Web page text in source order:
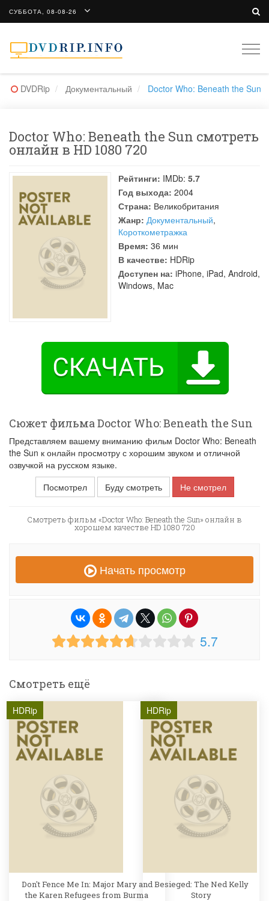
СУББОТА, 08-08-26
DVDRip Документальный Doctor Who: Beneath the Sun
Doctor Who: Beneath the Sun смотреть
онлайн в HD 1080 720
Рейтинги: IMDb: 5.7
Год выхода: 2004
Страна: Великобритания
Жанр: Документальный,
Короткометражка
Время: 36 мин
В качестве: HDRip
Доступен на: iPhone, iPad, Android,
Windows, Mac
Сюжет фильма Doctor Who: Beneath the Sun
Представляем вашему вниманию фильм Doctor Who: Beneath
the Sun к онлайн просмотру с хорошим звуком и отличной
озвучкой на русском языке.
Посмотрел
Буду смотреть Не смотрел
Смотреть фильм «Doctor Who: Beneath the Sun» онлайн в
хорошем качестве HD 1080 720
Начать просмотр
5.7
Смотреть ещё
HDRip
Don't Fence Me In: Major Mary and
the Karen Refugees from Burma
HDRip
Besieged: The Ned Kelly
Story